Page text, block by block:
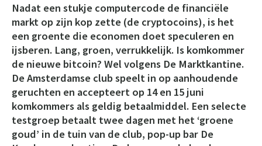
Nadat een stukje computercode de financiële
markt op zijn kop zette (de cryptocoins), is het
een groente die economen doet speculeren en
ijsberen. Lang, groen, verrukkelijk. Is komkommer
de nieuwe bitcoin? Wel volgens De Marktkantine.
De Amsterdamse club speelt in op aanhoudende
geruchten en accepteert op 14 en 15 juni
komkommers als geldig betaalmiddel. Een selecte
testgroep betaalt twee dagen met het ‘groene
goud’ in de tuin van de club, pop-up bar De